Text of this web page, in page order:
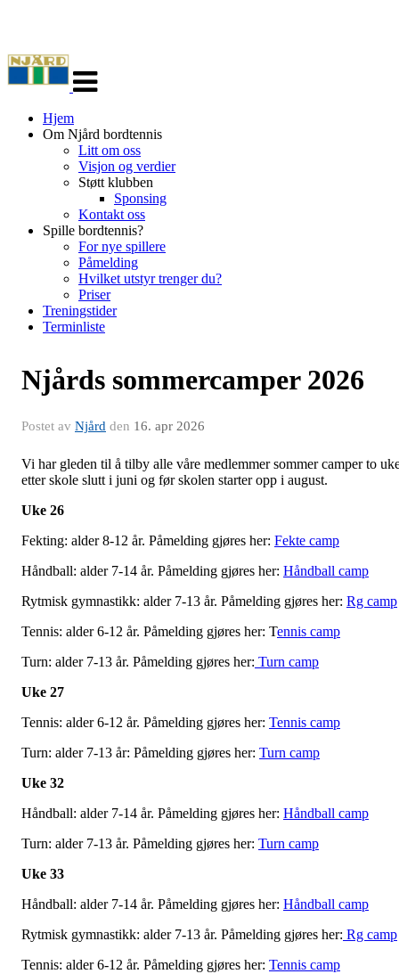
navigasjon
Hjem
Om Njård bordtennis
Litt om oss
Visjon og verdier
Støtt klubben
Sponsing
Kontakt oss
Spille bordtennis?
For nye spillere
Påmelding
Hvilket utstyr trenger du?
Priser
Treningstider
Terminliste
Njårds sommercamper 2026
Postet av Njård den 16. apr 2026
Vi har gleden til å tilby alle våre medlemmer sommer camper to
etter skole slutt i juni og før skolen starter opp i august.
Uke 26
Fekting: alder 8-12 år. Påmelding gjøres her: Fekte camp
Håndball: alder 7-14 år. Påmelding gjøres her: Håndball camp
Rytmisk gymnastikk: alder 7-13 år. Påmelding gjøres her: Rg camp
Tennis: alder 6-12 år. Påmelding gjøres her: Tennis camp
Turn: alder 7-13 år. Påmelding gjøres her: Turn camp
Uke 27
Tennis: alder 6-12 år. Påmelding gjøres her: Tennis camp
Turn: alder 7-13 år: Påmelding gjøres her: Turn camp
Uke 32
Håndball: alder 7-14 år. Påmelding gjøres her: Håndball camp
Turn: alder 7-13 år. Påmelding gjøres her: Turn camp
Uke 33
Håndball: alder 7-14 år. Påmelding gjøres her: Håndball camp
Rytmisk gymnastikk: alder 7-13 år. Påmelding gjøres her: Rg camp
Tennis: alder 6-12 år. Påmelding gjøres her: Tennis camp